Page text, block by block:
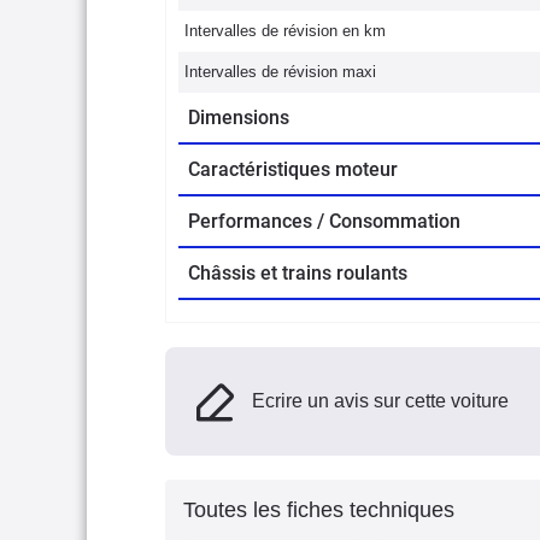
Intervalles de révision en km
Intervalles de révision maxi
Dimensions
Caractéristiques moteur
Performances / Consommation
Châssis et trains roulants
Ecrire un avis sur cette voiture
Toutes les fiches techniques